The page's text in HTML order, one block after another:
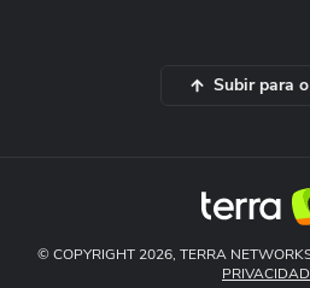
Subir para
© COPYRIGHT 2026, TERRA